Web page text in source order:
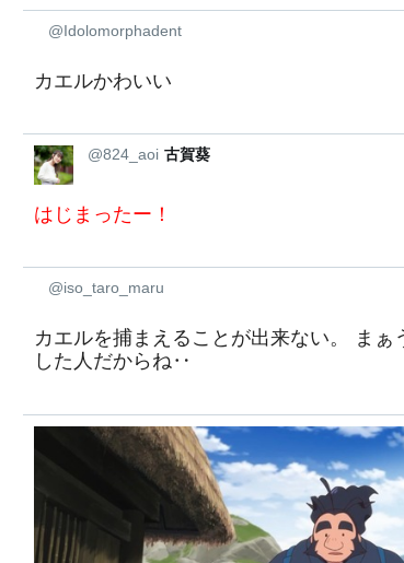
@Idolomorphadent
カエルかわいい
@824_aoi 古賀葵
はじまったー！
@iso_taro_maru
カエルを捕まえることが出来ない。 まぁ
した人だからね‥